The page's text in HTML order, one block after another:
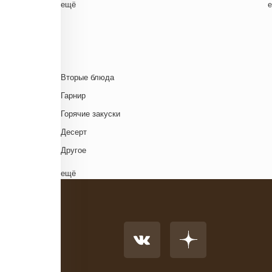
Венгерская кухня
Греческая кухня
Грузинская кухня
Еврейская кухня
Европейская кухня
Испанская кухня
ещё
Вторые блюда
Гарнир
Горячие закуски
Десерт
Другое
Комплексный обед
ещё